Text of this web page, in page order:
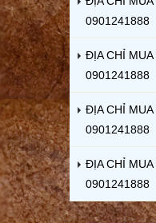
0901241888
ĐỊA CHỈ
0901241888
ĐỊA CHỈ MUA
0901241888
ĐỊA CHỈ MUA
0901241888